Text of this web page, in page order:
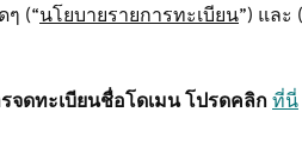
ๆ (“นโยบายรายการทะเบียน”) แล
จดทะเบียนชื่อโดเมน โปรดคลิก ที่นี่